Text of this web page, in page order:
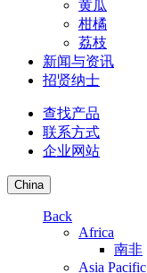
黄瓜
柑橘
荔枝
新闻与资讯
招贤纳士
查找产品
联系方式
企业网站
China
Back
Africa
南非
Asia Pacific